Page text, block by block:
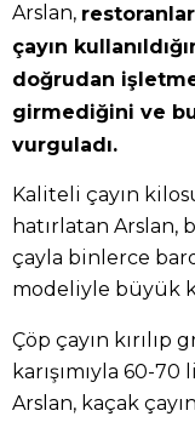
Arslan,
çayın
doğrudan
girmediğini ve
vurguladı.
Kaliteli çayın
hatırlatan Arslan,
çayla binlerce
modeliyle büyük
Çöp çayın
karışımıyla 60-
Arslan, kaçak